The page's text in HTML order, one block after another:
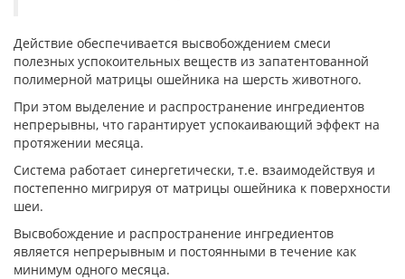
Действие обеспечивается высвобождением смеси
полезных успокоительных веществ из запатентованной
полимерной матрицы ошейника на шерсть животного.
При этом выделение и распространение ингредиентов
непрерывны, что гарантирует успокаивающий эффект на
протяжении месяца.
Система работает синергетически, т.е. взаимодействуя и
постепенно мигрируя от матрицы ошейника к поверхности
шеи.
Высвобождение и распространение ингредиентов
является непрерывным и постоянными в течение как
минимум одного месяца.